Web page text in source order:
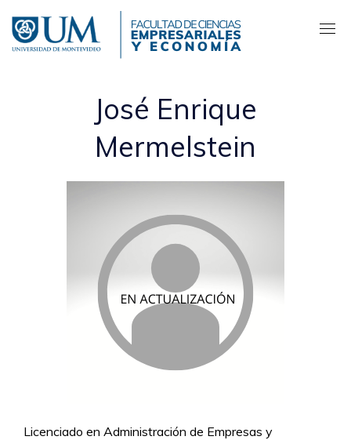
contenido
principal
José Enrique
Mermelstein
Licenciado en Administración de Empresas y